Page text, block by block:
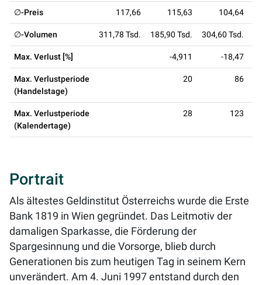
∅-Preis 117,66 115,63 104,64
∅-Volumen 311,78 Tsd. 185,90 Tsd. 304,60 Tsd.
Max. Verlust [%] -4,911 -18,47
Max. Verlustperiode
(Handelstage)
20 86
Max. Verlustperiode
(Kalendertage)
28 123
Portrait
Als ältestes Geldinstitut Österreichs wurde die Erste
Bank 1819 in Wien gegründet. Das Leitmotiv der
damaligen Sparkasse, die Förderung der
Spargesinnung und die Vorsorge, blieb durch
Generationen bis zum heutigen Tag in seinem Kern
unverändert. Am 4. Juni 1997 entstand durch den